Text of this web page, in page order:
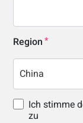
Region
China
Ich stimme
zu